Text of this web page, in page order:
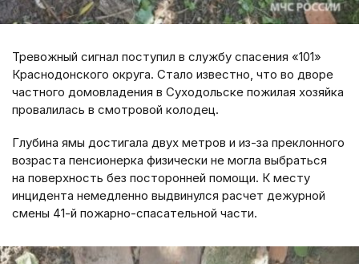
Тревожный сигнал поступил в службу спасения «101»
Краснодонского округа. Стало известно, что во дворе
частного домовладения в Суходольске пожилая хозяйка
провалилась в смотровой колодец.
Глубина ямы достигала двух метров и из-за преклонного
возраста пенсионерка физически не могла выбраться
на поверхность без посторонней помощи. К месту
инцидента немедленно выдвинулся расчет дежурной
смены 41-й пожарно-спасательной части.